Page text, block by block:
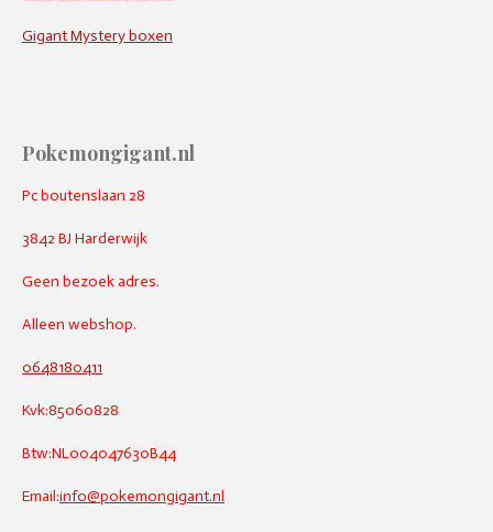
Gigant Mystery boxen
Pokemongigant.nl
Pc boutenslaan 28
3842 BJ Harderwijk
Geen bezoek adres.
Alleen webshop.
0648180411
Kvk:85060828
Btw:NL004047630B44
Email:info@pokemongigant.nl